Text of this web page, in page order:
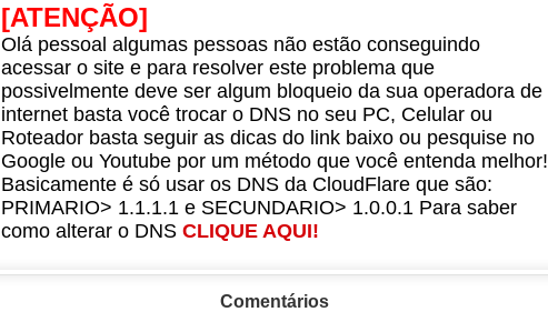
[ATENÇÃO]
Olá pessoal algumas pessoas não estão conseguindo
acessar o site e para resolver este problema que
possivelmente deve ser algum bloqueio da sua operadora de
internet basta você trocar o DNS no seu PC, Celular ou
Roteador basta seguir as dicas do link baixo ou pesquise no
Google ou Youtube por um método que você entenda melhor!
Basicamente é só usar os DNS da CloudFlare que são:
PRIMARIO> 1.1.1.1 e SECUNDARIO> 1.0.0.1 Para saber
como alterar o DNS CLIQUE AQUI!
Comentários